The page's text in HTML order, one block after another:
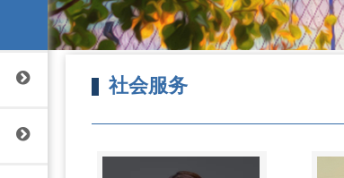
社会服务